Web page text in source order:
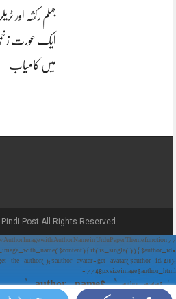
جہلم رکشہ اور
ایک عورت زخمی
میں کامیاب
Post All Rights Reserved.
Author Image with Author Name in UrduPaper Theme function
{ if (is_single()) { $author_id =
$author_avatar = get_avatar($author_id, 48);
// 48px size image $author_html = '
' . $author_avatar . '
' . $author_name . '